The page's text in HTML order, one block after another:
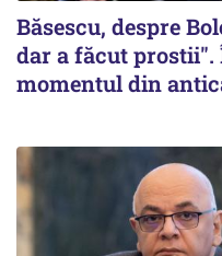
Băsescu, despre
dar a făcut prostii".
momentul din